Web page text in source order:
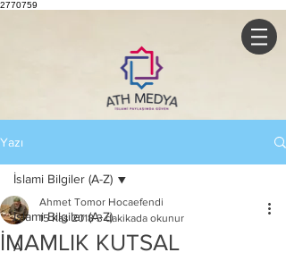
2770759
Yazı
İslami Bilgiler (A-Z)
A
İslami Bilgiler (A-Z)
İMAMLIK KUTSAL
Ahmet Tomor Hocaefendi
15 Kas 2018 3 dakikada okunur